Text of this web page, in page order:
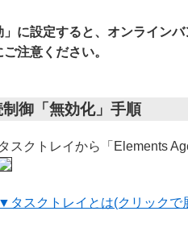
」に設定すると、オンライン
注意ください。
御「無効化」手順
タスクトレイから「Elements
▼タスクトレイとは(クリックで